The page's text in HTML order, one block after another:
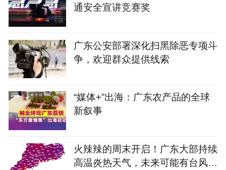
通安全宣讲竞赛奖
广东公安部署深化扫黑除恶专项斗
争，欢迎群众提供线索
“媒体+”出海：广东农产品的全球
新叙事
火辣辣的周末开启！广东大部持续
高温炎热天气，未来可能有台风雨